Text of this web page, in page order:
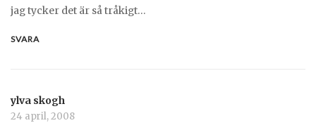
jag tycker det är så tråkigt…
SVARA
ylva skogh
24 april, 2008